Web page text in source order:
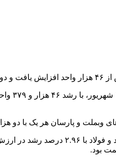
وبملت و پارسان هر یک با
از لحاظ حجم و ارزش معاملات، نماد